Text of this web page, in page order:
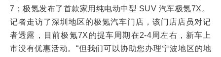
7；极氪发布了首款家用纯电动中型 SUV 汽车极氪7X。
记者走访了深圳地区的极氪汽车门店，该门店店员对记
者透露，目前极氪7X的提车周期在2-4周左右，新车上
市没有优惠活动。“但我们可以协助您办理宁波地区的地